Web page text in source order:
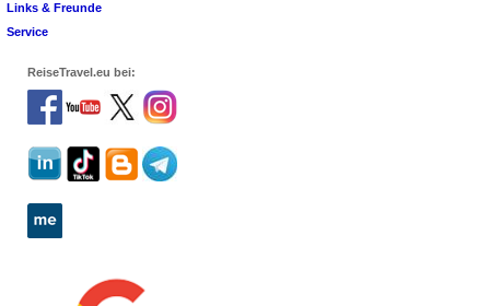
Links & Freunde
Service
ReiseTravel.eu bei: